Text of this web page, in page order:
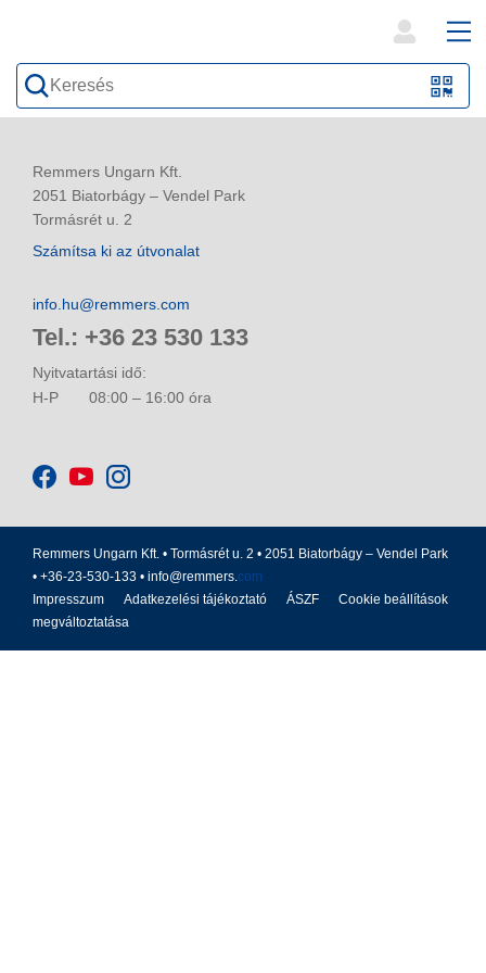
QR-
Code
form
Remmers Ungarn Kft.
2051 Biatorbágy – Vendel Park
Tormásrét u. 2
Számítsa ki az útvonalat
info.hu@remmers.com
Tel.: +36 23 530 133
Nyitvatartási idő:
H-P
08:00 – 16:00 óra
Remmers Ungarn Kft. • Tormásrét u. 2 • 2051 Biatorbágy – Vendel Park
• +36-23-530-133 • info@remmers. com
Impresszum
Adatkezelési tájékoztató ÁSZF
Cookie beállítások
megváltoztatása